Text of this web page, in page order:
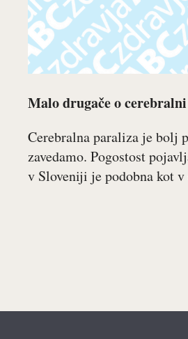
Malo drugače o
Cerebralna paraliza je bolj
zavedamo. Pogostost
v Sloveniji je podobna kot